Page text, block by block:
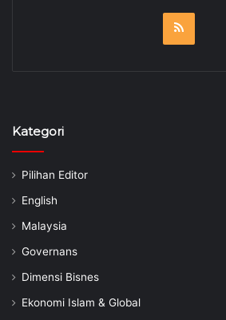
Kategori
Pilihan Editor
English
Malaysia
Governans
Dimensi Bisnes
Ekonomi Islam & Global